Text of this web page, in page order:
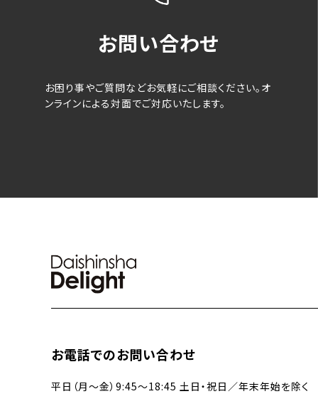
お問い合わせ
お困り事やご質問などお気軽にご相談ください。オ
ンラインによる対面でご対応いたします。
お電話でのお問い合わせ
平日（月〜金）9:45〜18:45 土日・祝日／年末年始を除く